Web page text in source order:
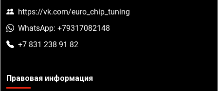
https://vk.com/euro_chip_tuning
WhatsApp: +79317082148
+7 831 238 91 82
Правовая информация